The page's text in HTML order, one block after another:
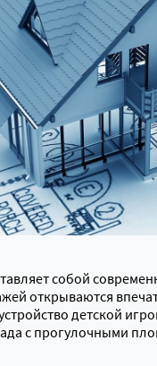
собой
открываются
детской
с прогулочными